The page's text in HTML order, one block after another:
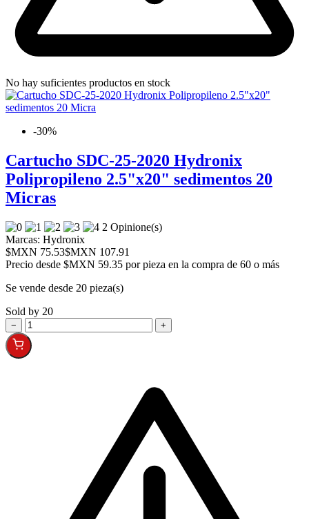
No hay suficientes productos en stock
-30%
Cartucho SDC-25-2020 Hydronix
Polipropileno 2.5"x20" sedimentos 20
Micras
2 Opinione(s)
Marcas: Hydronix
$MXN 75.53$MXN 107.91
Precio desde $MXN 59.35 por pieza en la compra de 60 o más
Se vende desde 20 pieza(s)
Sold by 20
− +